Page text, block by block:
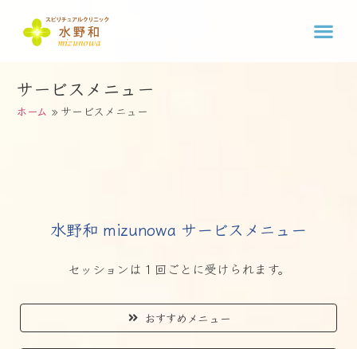
サービスメニュー
ホーム » サービスメニュー
水野和 mizunowa サービスメニュー
セッションは１回ごとに受けられます。
おすすめメニュー